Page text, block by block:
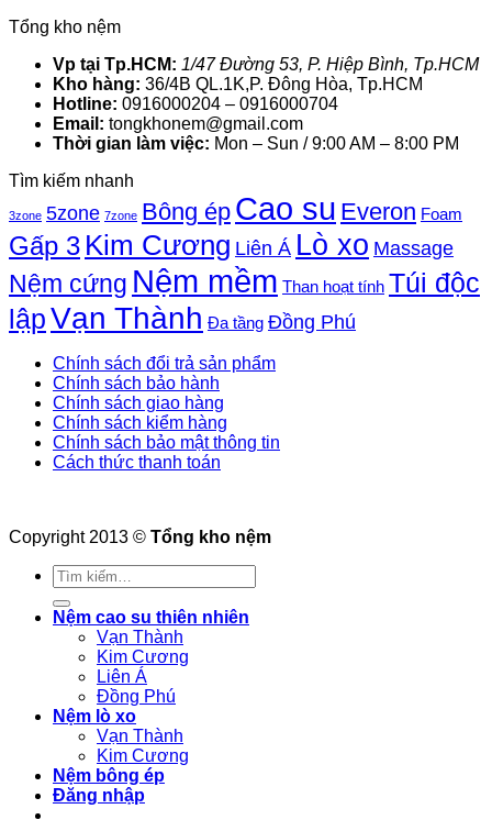
Tổng kho nệm
Vp tại Tp.HCM: 1/47 Đường 53, P. Hiệp Bình, Tp.HCM
Kho hàng: 36/4B QL.1K,P. Đông Hòa, Tp.HCM
Hotline: 0916000204 – 0916000704
Email: tongkhonem@gmail.com
Thời gian làm việc: Mon – Sun / 9:00 AM – 8:00 PM
Tìm kiếm nhanh
3zone 5zone 7zone Bông ép Cao su Everon Foam
Gấp 3 Kim Cương Liên Á Lò xo Massage
Nệm cứng Nệm mềm Than hoạt tính Túi độc
lậpVạn Thành Đa tầng Đồng Phú
Chính sách đổi trả sản phẩm
Chính sách bảo hành
Chính sách giao hàng
Chính sách kiểm hàng
Chính sách bảo mật thông tin
Cách thức thanh toán
Copyright 2013 © Tổng kho nệm
Tìm
kiếm:
Nệm cao su thiên nhiên
Vạn Thành
Kim Cương
Liên Á
Đồng Phú
Nệm lò xo
Vạn Thành
Kim Cương
Nệm bông ép
Đăng nhập